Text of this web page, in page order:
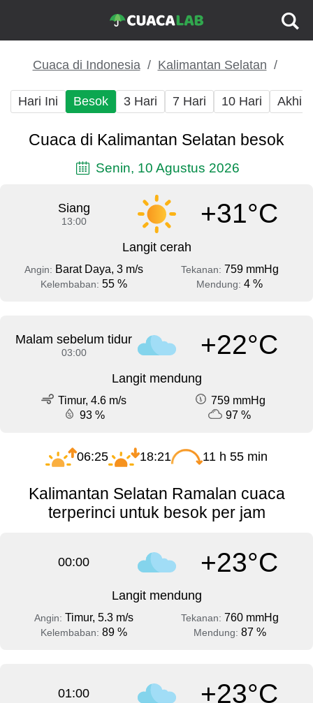
Cuaca di Indonesia Kalimantan Selatan
Hari Ini Besok 3 Hari 7 Hari 10 Hari Akhir
Cuaca di Kalimantan Selatan besok
Senin, 10 Agustus 2026
Siang
13:00 +31°C
Langit cerah
Angin: Barat Daya, 3 m/s Tekanan: 759 mmHg
Kelembaban: 55 % Mendung: 4 %
Malam sebelum tidur
03:00 +22°C
Langit mendung
Timur, 4.6 m/s
759 mmHg
93 %
97 %
06:25 18:21 11 h 55 min
Kalimantan Selatan Ramalan cuaca
terperinci untuk besok per jam
00:00 +23°C
Langit mendung
Angin: Timur, 5.3 m/s Tekanan: 760 mmHg
Kelembaban: 89 % Mendung: 87 %
01:00 +23°C